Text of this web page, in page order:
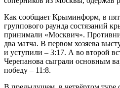
Как сообщает Крыминформ, в
группового раунда состязаний
принимали «Москвич».
два матча. В первом хозяева
и уступили – 3:17. А во второй
Черепанова сыграли основным
победу – 11:8.